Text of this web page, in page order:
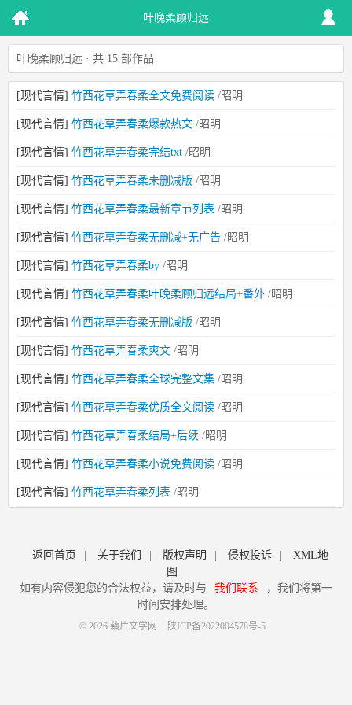
叶晚柔顾归远
叶晚柔顾归远 · 共 15 部作品
[现代言情] 竹西花草弄春柔全文免费阅读 /昭明
[现代言情] 竹西花草弄春柔爆款热文 /昭明
[现代言情] 竹西花草弄春柔完结txt /昭明
[现代言情] 竹西花草弄春柔未删减版 /昭明
[现代言情] 竹西花草弄春柔最新章节列表 /昭明
[现代言情] 竹西花草弄春柔无删减+无广告 /昭明
[现代言情] 竹西花草弄春柔by /昭明
[现代言情] 竹西花草弄春柔叶晚柔顾归远结局+番外 /昭明
[现代言情] 竹西花草弄春柔无删减版 /昭明
[现代言情] 竹西花草弄春柔爽文 /昭明
[现代言情] 竹西花草弄春柔全球完整文集 /昭明
[现代言情] 竹西花草弄春柔优质全文阅读 /昭明
[现代言情] 竹西花草弄春柔结局+后续 /昭明
[现代言情] 竹西花草弄春柔小说免费阅读 /昭明
[现代言情] 竹西花草弄春柔列表 /昭明
返回首页 关于我们 版权声明 侵权投诉
XML地
图
如有内容侵犯您的合法权益，请及时与
我们联系
，我们将第一
时间安排处理。
© 2026 藕片文学网 陕ICP备2022004578号-5